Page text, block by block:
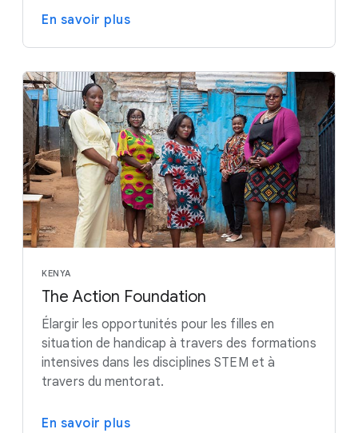
En savoir plus
KENYA
The Action Foundation
Élargir les opportunités pour les filles en
situation de handicap à travers des formations
intensives dans les disciplines STEM et à
travers du mentorat.
En savoir plus